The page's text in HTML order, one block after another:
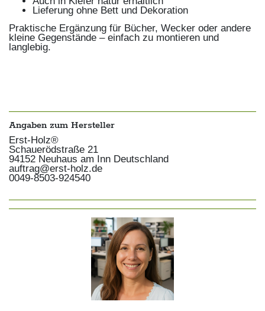
Lieferung ohne Bett und Dekoration
Praktische Ergänzung für Bücher, Wecker oder andere
kleine Gegenstände – einfach zu montieren und
langlebig.
Angaben zum Hersteller
Erst-Holz®
Schauerödstraße 21
94152 Neuhaus am Inn Deutschland
auftrag@erst-holz.de
0049-8503-924540